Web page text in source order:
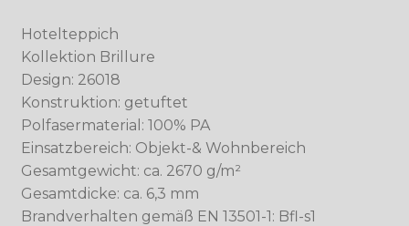
Hotelteppich
Kollektion Brillure
Design: 26018
Konstruktion: getuftet
Polfasermaterial: 100% PA
Einsatzbereich: Objekt-& Wohnbereich
Gesamtgewicht: ca. 2670 g/m²
Gesamtdicke: ca. 6,3 mm
Brandverhalten gemäß EN 13501-1: Bfl-s1